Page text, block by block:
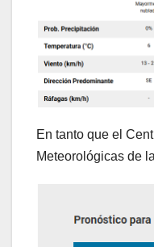
En tanto que el
Meteorológicas de